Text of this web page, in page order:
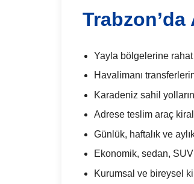
Yayla bölgelerine rahat
Havalimanı
Karadeniz sahil
Adrese teslim araç
Günlük, haftalık ve
Ekonomik, sedan,
Kurumsal ve bireysel